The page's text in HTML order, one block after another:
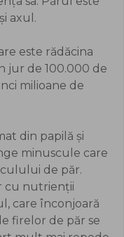
axul.
este rădăcina
jur de 100.000 de
milioane de
din papilă și
minuscule care
de păr.
cu nutrienții
care înconjoară
firelor de păr se